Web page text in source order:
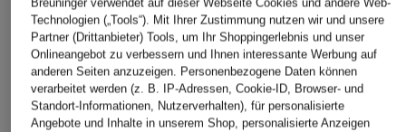
Ursprünglich:119,95 €
Ursprünglich:99,95 €
Ursprünglich:
ÄHNLICHE ARTIKEL ENTDECKEN
Technologien („Tools“). Mit Ihrer Zustimmung nutzen wir und unsere
Partner (Drittanbieter) Tools, um Ihr Shoppingerlebnis und unser
Onlineangebot zu verbessern und Ihnen interessante Werbung auf
anderen Seiten anzuzeigen. Personenbezogene Daten können
verarbeitet werden (z. B. IP-Adressen, Cookie-ID, Browser- und
Standort-Informationen, Nutzerverhalten), für personalisierte
Angebote und Inhalte in unserem Shop, personalisierte Anzeigen